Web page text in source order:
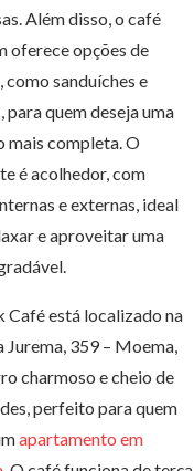
Além disso, o café
oferece opções de
como sanduíches e
para quem deseja uma
mais completa. O
é acolhedor, com
e externas, ideal
e aproveitar uma
Café está localizado na
Jurema, 359 – Moema,
charmoso e cheio de
perfeito para quem
apartamento em